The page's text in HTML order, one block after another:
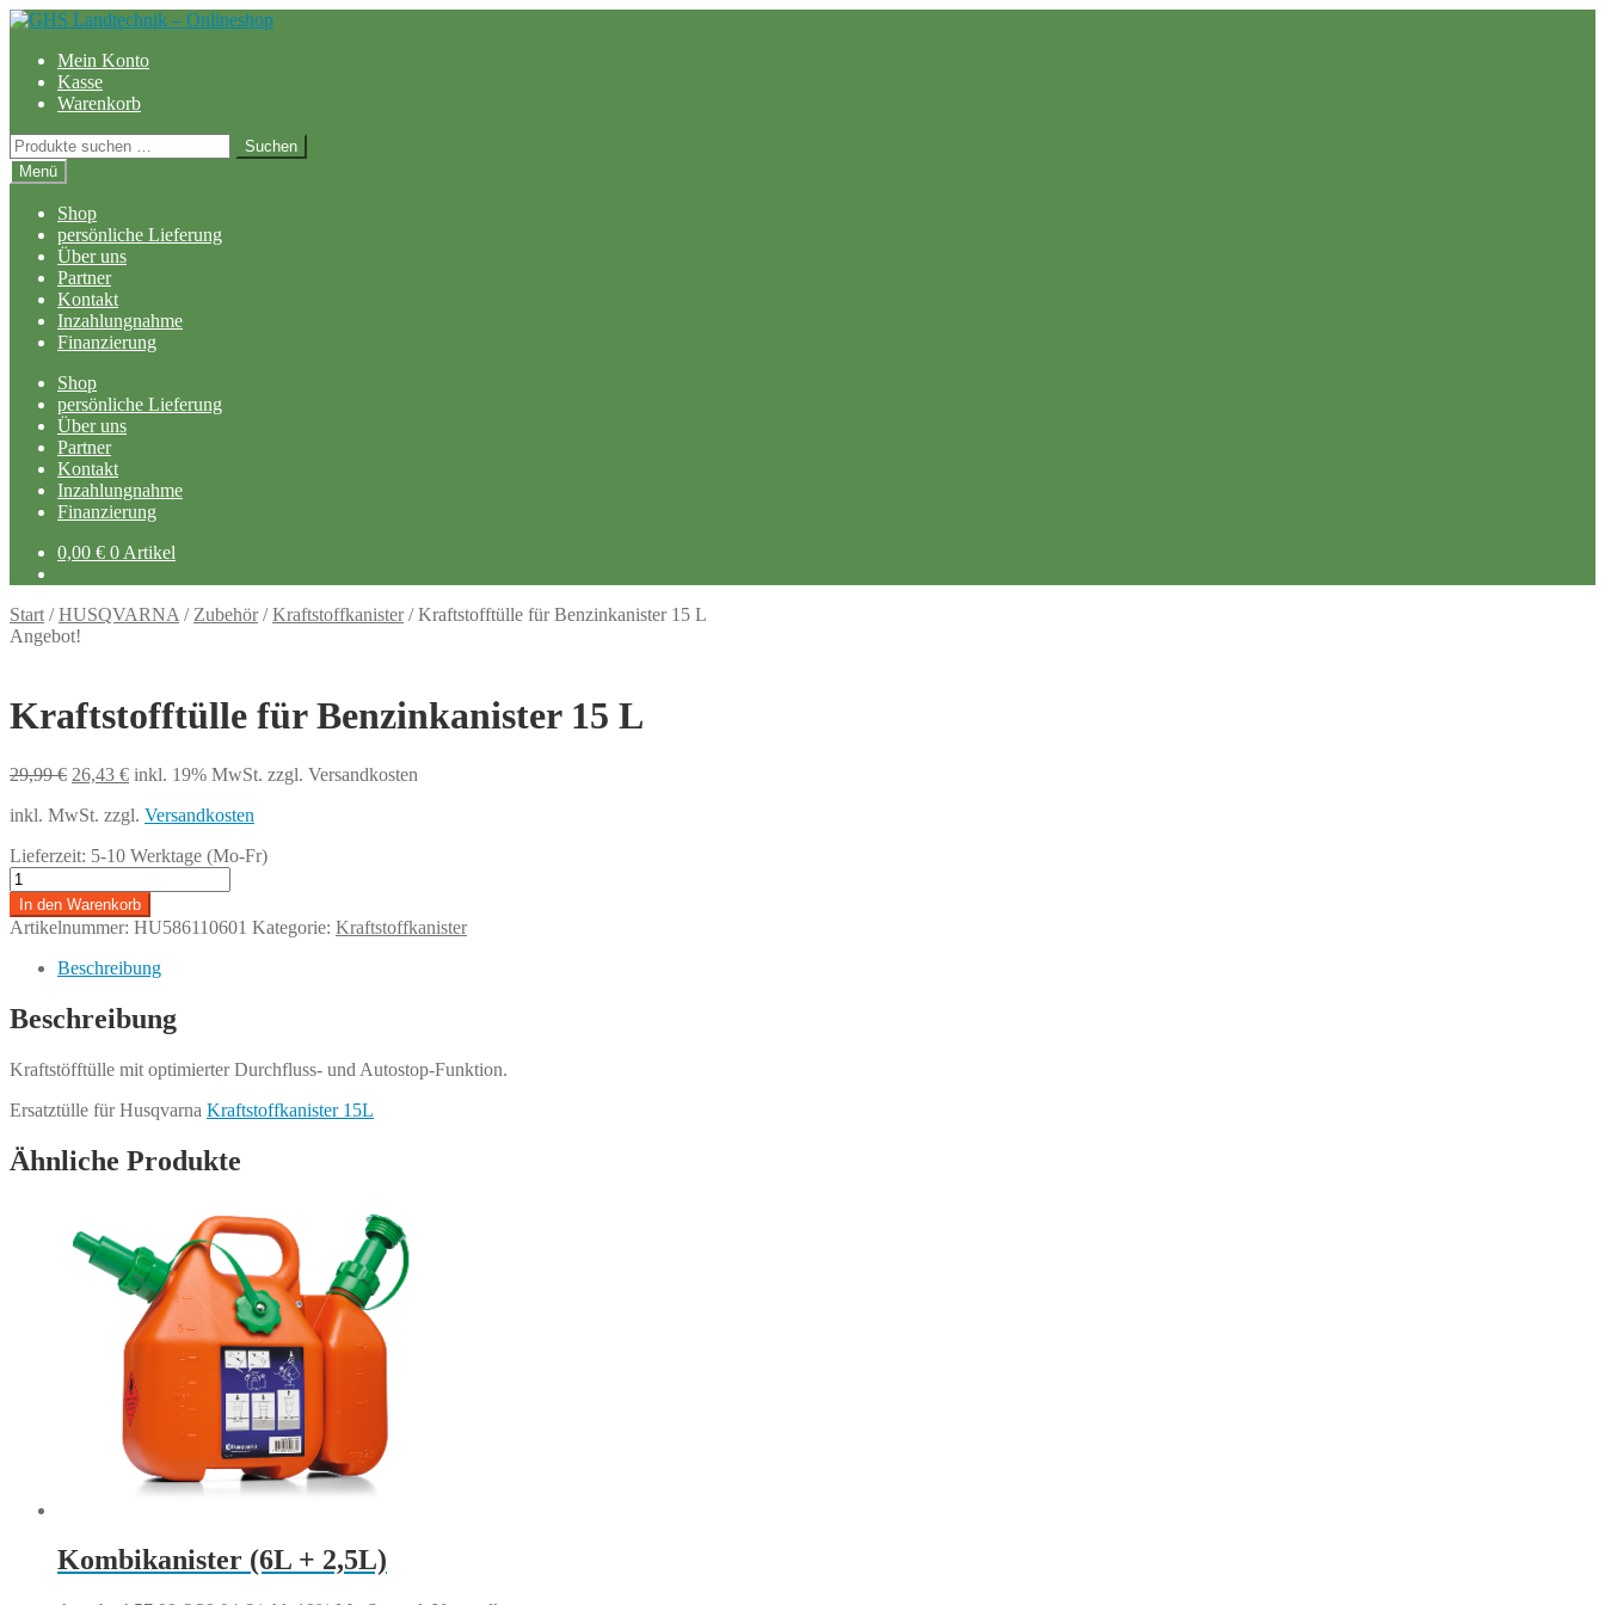
Zur
springen
Zum
springenMein Konto
Kasse
Warenkorb
Suchen
nach:
Suchen
Menü
Shop
persönliche Lieferung
Über uns
Partner
Kontakt
Inzahlungnahme
Finanzierung
Shop
persönliche Lieferung
Über uns
Partner
Kontakt
Inzahlungnahme
Finanzierung
0,00 € 0 Artikel
Start /HUSQVARNA / Zubehör/Kraftstoffkanister/Kraftstofftülle für Benzinkanister 15 L
Angebot!
Kraftstofftülle für Benzinkanister 15 L
29,99€ Ursprünglicher
war:
26,43 €Aktueller
ist:
inkl. 19% MwSt. zzgl. Versandkosten
inkl. MwSt. zzgl. Versandkosten
Lieferzeit: 5-10 Werktage (Mo-Fr)
Kraftstofftülle
für
Benzinkanister
15
Menge
In den Warenkorb
Artikelnummer: HU586110601 Kategorie: Kraftstoffkanister
Beschreibung
Beschreibung
Kraftstöfftülle mit optimierter Durchfluss- und Autostop-Funktion.
Ersatztülle für Husqvarna Kraftstoffkanister 15L
Ähnliche Produkte
Kombikanister (6L + 2,5L)